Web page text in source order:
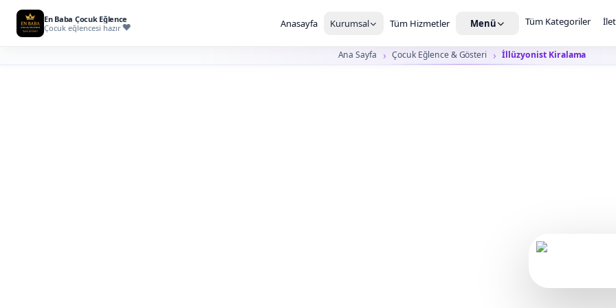
En Baba Çocuk Eğlence
Çocuk eğlencesi hazır
Anasayfa Kurumsal Tüm Hizmetler Menü Tüm Kategoriler
Ana Sayfa Çocuk Eğlence & Gösteri İllüzyonist Kiralama